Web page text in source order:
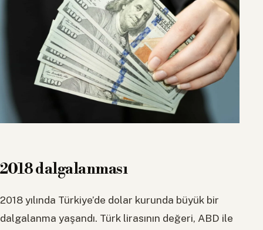
2018 dalgalanması
2018 yılında Türkiye’de dolar kurunda büyük bir
dalgalanma yaşandı. Türk lirasının değeri, ABD ile